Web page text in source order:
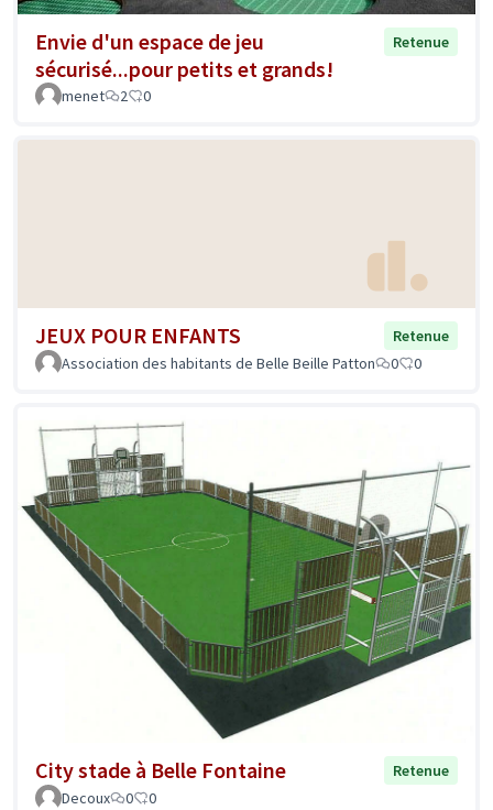
Envie d'un espace de jeu
sécurisé...pour petits et grands!
Retenue
menet 2 0
JEUX POUR ENFANTS
Retenue
Association des habitants de Belle Beille Patton
0 0
City stade à Belle Fontaine
Retenue
Decoux
0 0